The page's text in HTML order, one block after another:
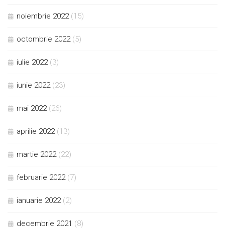
noiembrie 2022(15)
octombrie 2022(5)
iulie 2022(3)
iunie 2022(23)
mai 2022(26)
aprilie 2022(13)
martie 2022(22)
februarie 2022(7)
ianuarie 2022(2)
decembrie 2021 (8)